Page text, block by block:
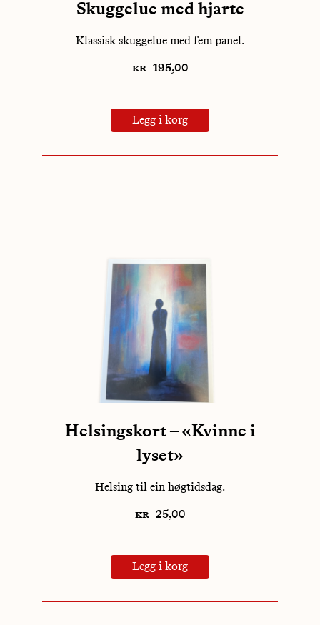
Skuggelue med hjarte
Klassisk skuggelue med fem panel.
kr 195,00
Legg i korg
Helsingskort – «Kvinne i
lyset»
Helsing til ein høgtidsdag.
kr 25,00
Legg i korg